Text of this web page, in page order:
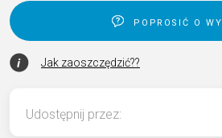
poprosić o
Jak zaoszczędzić??
Udostępnij przez: